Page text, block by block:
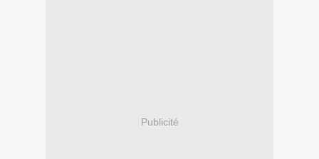
Publicité